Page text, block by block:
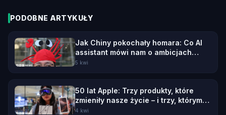
PODOBNE ARTYKUŁY
Jak Chiny pokochały homara: Co AI
assistant mówi nam o ambicjach
Pekinu
5 kwi
50 lat Apple: Trzy produkty, które
zmieniły nasze życie – i trzy, którym
się to nie udało
4 kwi